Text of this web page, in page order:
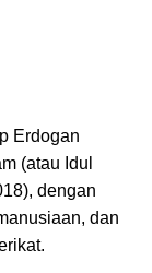
Erdogan
(atau Idul
dengan
dan